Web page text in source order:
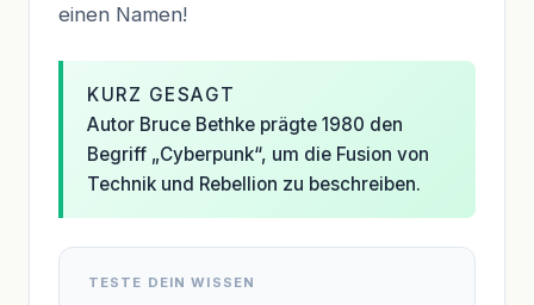
einen Namen!
KURZ GESAGT
Autor Bruce Bethke prägte 1980 den
Begriff „Cyberpunk“, um die Fusion von
Technik und Rebellion zu beschreiben.
TESTE DEIN WISSEN